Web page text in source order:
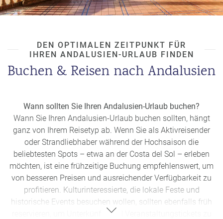
Urlaub in Andalusien: Mittelmeer oder Atlantik?
Andalusien vereint zwei faszinierende Küsten: Die Costa del
Flair, und die Costa de la Luz, die mit weitläufigen,
naturbelassenen Stränden und einer entspannten
Atmosphäre überzeugt. Beide Küsten bieten einzigartige
Erlebnisse – die Wahl hängt von Ihren persönlichen
Ist Andalusien anders als der Rest von Spanien?
Ja, Andalusien besticht durch seine einzigartige Mischung
aus maurischem Erbe, leidenschaftlicher Kultur und
abwechslungsreichen Landschaften. Diese besondere
Identität verleiht der Region einen eigenen Charakter, der sie
deutlich von anderen spanischen Gebieten abhebt.
DEN OPTIMALEN ZEITPUNKT FÜR
IHREN ANDALUSIEN-URLAUB FINDEN
Buchen & Reisen nach Andalusien
Wann sollten Sie Ihren Andalusien-Urlaub buchen?
Wann Sie Ihren Andalusien-Urlaub buchen sollten, hängt
ganz von Ihrem Reisetyp ab. Wenn Sie als Aktivreisender
oder Strandliebhaber während der Hochsaison die
beliebtesten Spots – etwa an der Costa del Sol – erleben
möchten, ist eine frühzeitige Buchung empfehlenswert, um
von besseren Preisen und ausreichender Verfügbarkeit zu
profitieren. Kulturinteressierte, die lokale Feste und
historische Events besuchen wollen, sollten ebenfalls früh
reservieren, um Unterkünfte und Veranstaltungstickets zu